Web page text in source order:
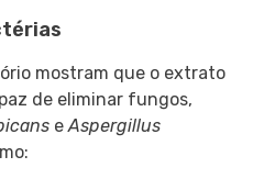
mostram que o extrato
de eliminar fungos,
eAspergillus